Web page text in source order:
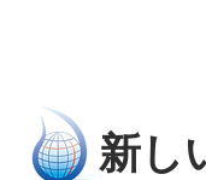
新し